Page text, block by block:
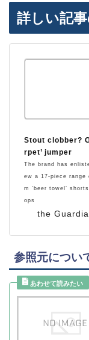
詳しい記
the
Stout clobber?
rpet’ jumper
The brand has
ew a 17-piece
m ‘beer towel’
ops
参照元につい